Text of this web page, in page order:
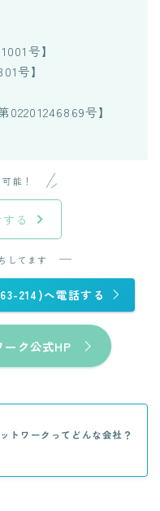
号】
号】
号】
能！
る
してます
214)へ電話する
ーク公式HP
トワークってどんな会社？